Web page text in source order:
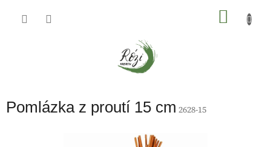
Pomlázka z proutí 15 cm 2628-15